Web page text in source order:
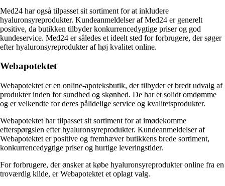
Med24 har også tilpasset sit sortiment for at inkludere
hyaluronsyreprodukter. Kundeanmeldelser af Med24 er generelt
positive, da butikken tilbyder konkurrencedygtige priser og god
kundeservice. Med24 er således et ideelt sted for forbrugere, der søger
efter hyaluronsyreprodukter af høj kvalitet online.
Webapotektet
Webapotektet er en online-apoteksbutik, der tilbyder et bredt udvalg af
produkter inden for sundhed og skønhed. De har et solidt omdømme
og er velkendte for deres pålidelige service og kvalitetsprodukter.
Webapotektet har tilpasset sit sortiment for at imødekomme
efterspørgslen efter hyaluronsyreprodukter. Kundeanmeldelser af
Webapotektet er positive og fremhæver butikkens brede sortiment,
konkurrencedygtige priser og hurtige leveringstider.
For forbrugere, der ønsker at købe hyaluronsyreprodukter online fra en
troværdig kilde, er Webapotektet et oplagt valg.